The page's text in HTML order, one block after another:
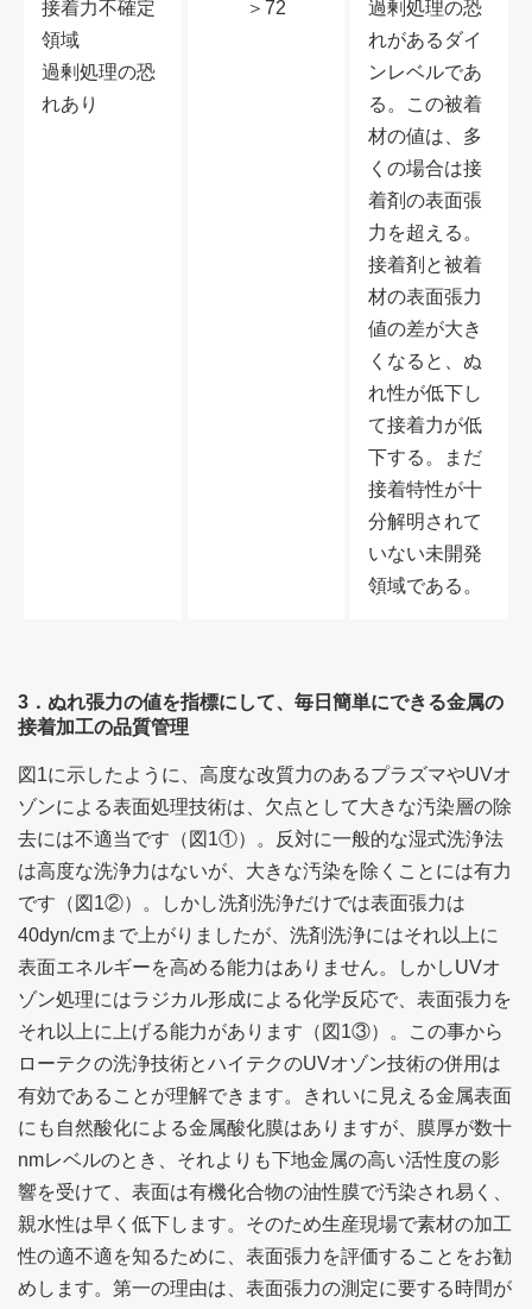
接着力不確定
領域
過剰処理の恐
れあり
＞72
過剰処理の恐
れがあるダイ
ンレベルであ
る。この被着
材の値は、多
くの場合は接
着剤の表面張
力を超える。
接着剤と被着
材の表面張力
値の差が大き
くなると、ぬ
れ性が低下し
て接着力が低
下する。まだ
接着特性が十
分解明されて
いない未開発
領域である。
3．ぬれ張力の値を指標にして、毎日簡単にできる金属の
接着加工の品質管理
図1に示したように、高度な改質力のあるプラズマやUVオ
ゾンによる表面処理技術は、欠点として大きな汚染層の除
去には不適当です（図1①）。反対に一般的な湿式洗浄法
は高度な洗浄力はないが、大きな汚染を除くことには有力
です（図1②）。しかし洗剤洗浄だけでは表面張力は
40dyn/cmまで上がりましたが、洗剤洗浄にはそれ以上に
表面エネルギーを高める能力はありません。しかしUVオ
ゾン処理にはラジカル形成による化学反応で、表面張力を
それ以上に上げる能力があります（図1③）。この事から
ローテクの洗浄技術とハイテクのUVオゾン技術の併用は
有効であることが理解できます。きれいに見える金属表面
にも自然酸化による金属酸化膜はありますが、膜厚が数十
nmレベルのとき、それよりも下地金属の高い活性度の影
響を受けて、表面は有機化合物の油性膜で汚染され易く、
親水性は早く低下します。そのため生産現場で素材の加工
性の適不適を知るために、表面張力を評価することをお勧
めします。第一の理由は、表面張力の測定に要する時間が